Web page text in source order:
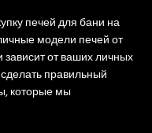
печей для бани на
модели печей от
от ваших личных
правильный
которые мы